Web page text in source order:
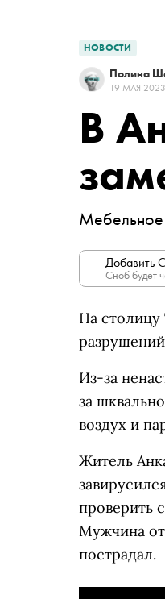
НОВОСТИ
Полина
19 МАЯ
В
Мебельное
Добавить
Сноб будет
На столицу
Из-за
за
воздух и
Житель
проверить
Мужчина
пострадал.